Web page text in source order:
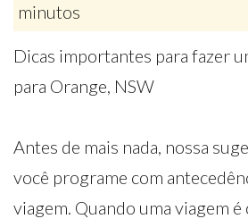
minutos
Dicas importantes para fazer
para Orange, NSW
Antes de mais nada, nossa
você programe com
viagem. Quando uma viagem